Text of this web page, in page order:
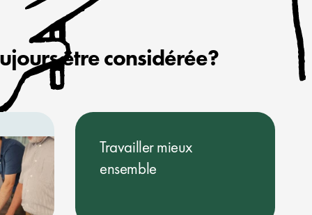
être considérée?
Travailler mieux
ensemble